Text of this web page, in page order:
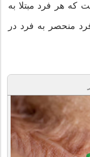
هر فرد مبتلا به
منحصر به فرد در